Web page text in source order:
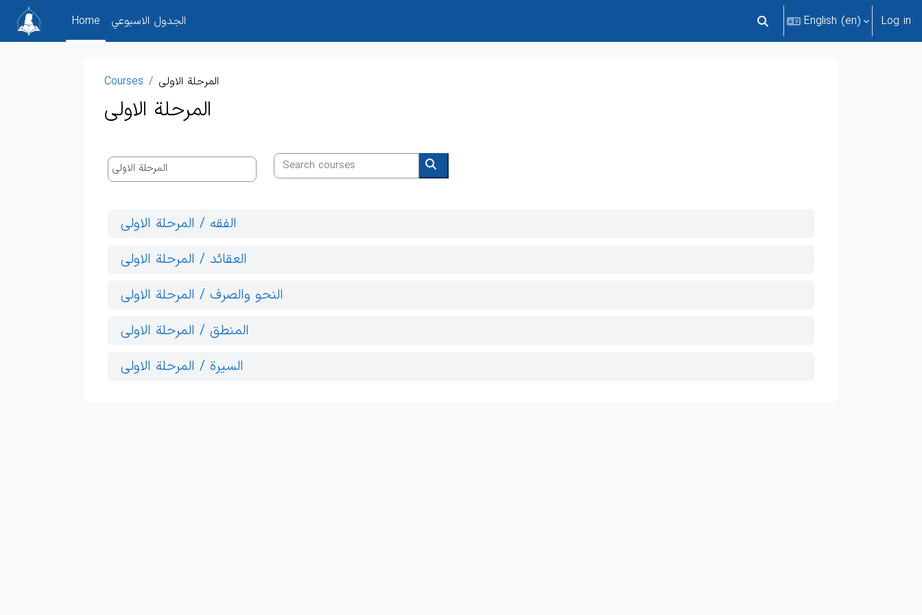
Skip to main content
Home
الجدول الاسبوعي Toggle search input
English ‎(en)‎ Log in
Courses المرحلة الاولى
المرحلة الاولى
Course categories
Search courses
Search courses
الفقه / المرحلة الاولى
العقائد / المرحلة الاولى
النحو والصرف / المرحلة الاولى
المنطق / المرحلة الاولى
السيرة / المرحلة الاولى